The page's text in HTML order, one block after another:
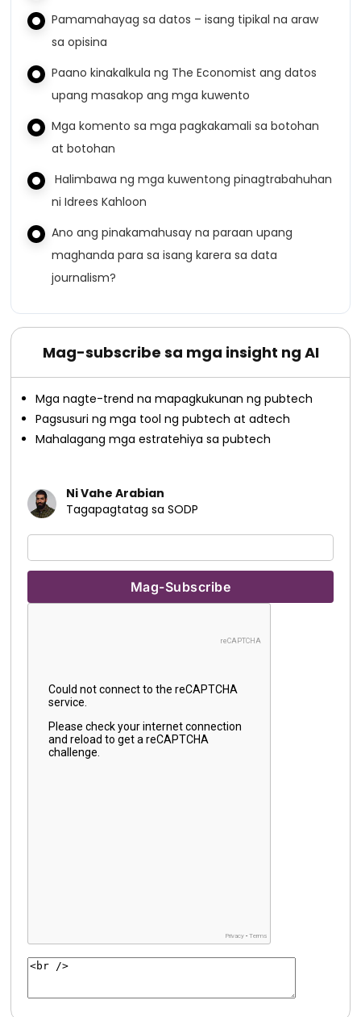
Pamamahayag sa datos – isang tipikal na araw
sa opisina
Paano kinakalkula ng The Economist ang datos
upang masakop ang mga kuwento
Mga komento sa mga pagkakamali sa botohan
at botohan
Halimbawa ng mga kuwentong pinagtrabahuhan
ni Idrees Kahloon
Ano ang pinakamahusay na paraan upang
maghanda para sa isang karera sa data
journalism?
Mag-subscribe sa mga insight ng AI
Mga nagte-trend na mapagkukunan ng pubtech
Pagsusuri ng mga tool ng pubtech at adtech
Mahalagang mga estratehiya sa pubtech
Ni Vahe Arabian
Tagapagtatag sa SODP